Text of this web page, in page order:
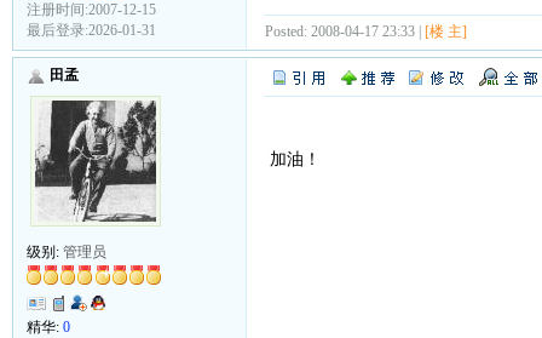
注册时间:2007-12-15
最后登录:2026-01-31
Posted: 2008-04-17 23:33 | [楼 主]
田孟
级别: 管理员
精华: 0
加油！